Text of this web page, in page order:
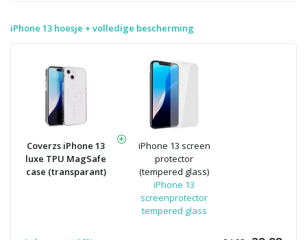
iPhone 13 hoesje + volledige bescherming
Coverzs iPhone 13
luxe TPU MagSafe
case (transparant)
iPhone 13 screen
protector
(tempered glass)
iPhone 13
screenprotector
tempered glass